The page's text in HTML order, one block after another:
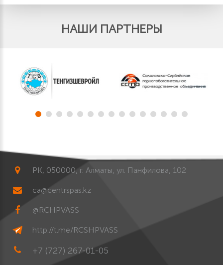
НАШИ ПАРТНЕРЫ
РК, 050000, г. Алматы, ул. Панфилова, 102
ca@centrspas.kz
@RCHPVASS
http://t.me/RCSHPVASS
+7 (727) 267-01-05